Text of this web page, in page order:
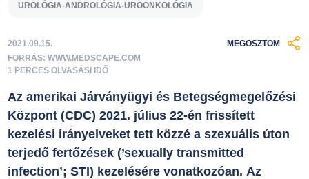
UROLÓGIA-ANDROLÓGIA-UROONKOLÓGIA
2021.09.15.
FORRÁS: WWW.MEDSCAPE.COM
1 PERCES OLVASÁSI IDŐ
MEGOSZTOM
Az amerikai Járványügyi és Betegségmegelőzési
Központ (CDC) 2021. július 22-én frissített
kezelési irányelveket tett közzé a szexuális úton
terjedő fertőzések (’sexually transmitted
infection’; STI) kezelésére vonatkozóan. Az